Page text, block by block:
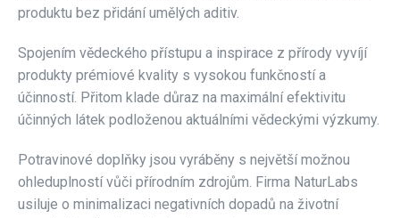
produktu bez přidání umělých aditiv.
Spojením vědeckého přístupu a inspirace z přírody vyvíjí
produkty prémiové kvality s vysokou funkčností a
účinností. Přitom klade důraz na maximální efektivitu
účinných látek podloženou aktuálními vědeckými výzkumy.
Potravinové doplňky jsou vyráběny s největší možnou
ohleduplností vůči přírodním zdrojům. Firma NaturLabs
usiluje o minimalizaci negativních dopadů na životní